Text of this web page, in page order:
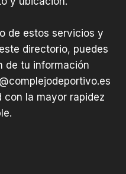
de estos servicios y
directorio, puedes
de tu información
la mayor rapidez